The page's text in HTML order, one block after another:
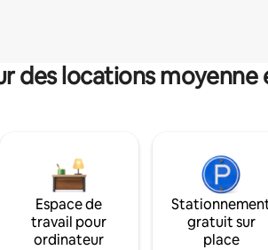
des locations
Espace de
travail pour
ordinateur
gratuit sur
place